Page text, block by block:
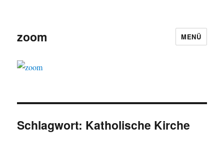
zoom MENÜ
Schlagwort: Katholische Kirche